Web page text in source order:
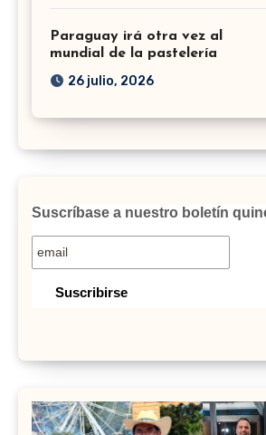
Paraguay irá otra vez al
mundial de la pastelería
26 julio, 2026
Suscríbase a nuestro boletín